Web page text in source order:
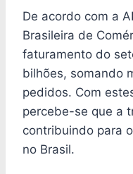
De acordo com a
Brasileira de
faturamento do
bilhões, somando
pedidos. Com
percebe-se que a
contribuindo para
no Brasil.